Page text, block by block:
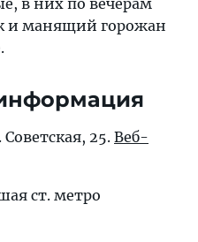
в них по вечерам
и манящий горожан
25. Веб-
ст. метро